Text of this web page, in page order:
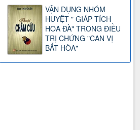
VẬN DỤNG NHÓM
HUYỆT " GIÁP TÍCH
HOA ĐÀ" TRONG ĐIỀU
TRỊ CHỨNG "CAN VỊ
BẤT HÒA"